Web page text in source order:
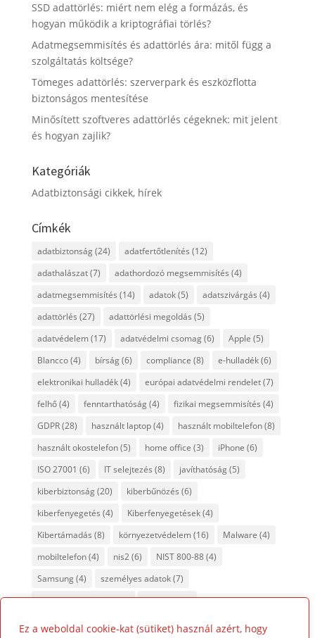
Ez a weboldal cookie-kat (sütiket) használ azért, hogy
SSD adattörlés: miért nem elég a formázás, és
hogyan működik a kriptográfiai törlés?
Adatmegsemmisítés és adattörlés ára: mitől függ a
szolgáltatás költsége?
Tömeges adattörlés: szerverpark és eszközflotta
biztonságos mentesítése
Minősített szoftveres adattörlés cégeknek: mit jelent
és hogyan zajlik?
Kategóriák
Adatbiztonsági cikkek, hírek
Címkék
adatbiztonság(24) adatfertőtlenítés (12)
adathalászat(7) adathordozó megsemmisítés (4)
adatmegsemmisítés (14) adatok(5) adatszivárgás (4)
adattörlés (27) adattörlési megoldás (5)
adatvédelem(17) adatvédelmi csomag(6) Apple (5)
Blancco(4) bírság(6) compliance (8) e-hulladék(6)
elektronikai hulladék(4) európai adatvédelmi rendelet(7)
felhő(4) fenntarthatóság(4) fizikai megsemmisítés (4)
GDPR(28) használt laptop(4) használt mobiltelefon(8)
használt okostelefon(5) home office (3) iPhone (6)
ISO 27001 (6) IT selejtezés (8) javíthatóság(5)
kiberbiztonság(20) kiberbűnözés (6)
kiberfenyegetés (4) Kiberfenyegetések(4)
Kibertámadás (8) környezetvédelem(16) Malware (4)
mobiltelefon(4) nis2(6) NIST 800-88(4)
Samsung(4) személyes adatok(7)
tanúsított adattörlés(7) titkosítás(4)
újrahasznosítás
(8)